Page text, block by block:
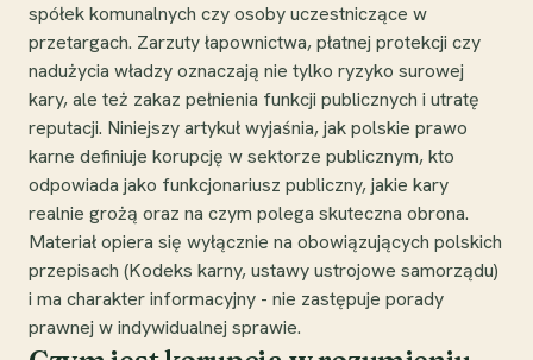
spółek komunalnych czy osoby uczestniczące w
przetargach. Zarzuty łapownictwa, płatnej protekcji czy
nadużycia władzy oznaczają nie tylko ryzyko surowej
kary, ale też zakaz pełnienia funkcji publicznych i utratę
reputacji. Niniejszy artykuł wyjaśnia, jak polskie prawo
karne definiuje korupcję w sektorze publicznym, kto
odpowiada jako funkcjonariusz publiczny, jakie kary
realnie grożą oraz na czym polega skuteczna obrona.
Materiał opiera się wyłącznie na obowiązujących polskich
przepisach (Kodeks karny, ustawy ustrojowe samorządu)
i ma charakter informacyjny - nie zastępuje porady
prawnej w indywidualnej sprawie.